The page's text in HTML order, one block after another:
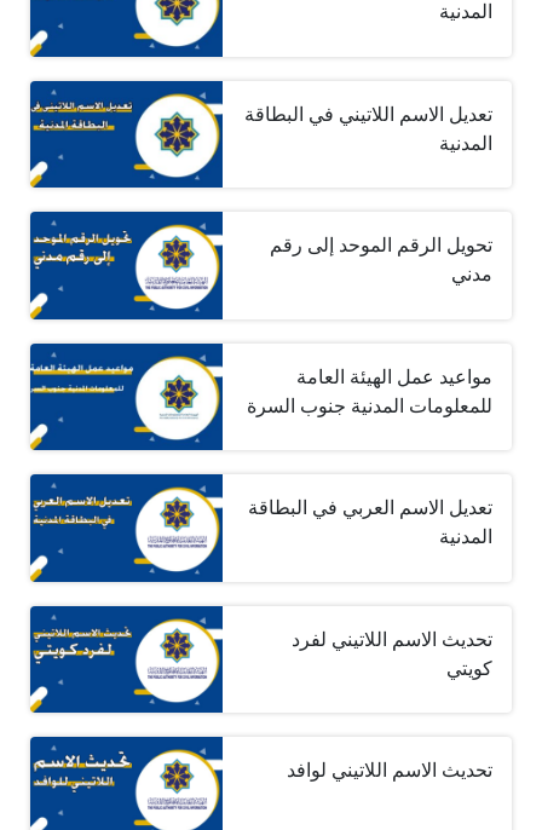
المدنية
تعديل الاسم اللاتيني في البطاقة
المدنية
تحويل الرقم الموحد إلى رقم
مدني
مواعيد عمل الهيئة العامة
للمعلومات المدنية جنوب السرة
تعديل الاسم العربي في البطاقة
المدنية
تحديث الاسم اللاتيني لفرد
كويتي
تحديث الاسم اللاتيني لوافد